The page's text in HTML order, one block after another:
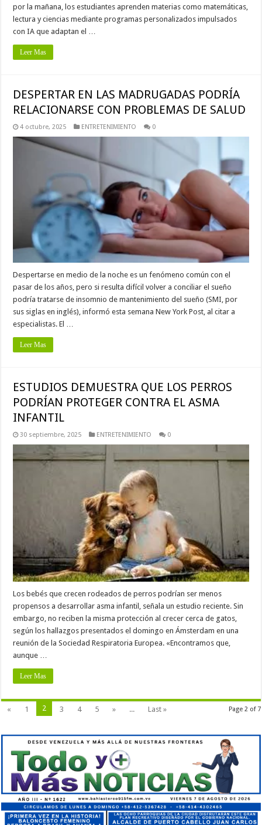
por la mañana, los estudiantes aprenden materias como matemáticas,
lectura y ciencias mediante programas personalizados impulsados
con IA que adaptan el …
Leer Mas
DESPERTAR EN LAS MADRUGADAS PODRÍA
RELACIONARSE CON PROBLEMAS DE SALUD
4 octubre, 2025 ENTRETENIMIENTO 0
Despertarse en medio de la noche es un fenómeno común con el
pasar de los años, pero si resulta difícil volver a conciliar el sueño
podría tratarse de insomnio de mantenimiento del sueño (SMI, por
sus siglas en inglés), informó esta semana New York Post, al citar a
especialistas. El …
Leer Mas
ESTUDIOS DEMUESTRA QUE LOS PERROS
PODRÍAN PROTEGER CONTRA EL ASMA
INFANTIL
30 septiembre, 2025 ENTRETENIMIENTO 0
Los bebés que crecen rodeados de perros podrían ser menos
propensos a desarrollar asma infantil, señala un estudio reciente. Sin
embargo, no reciben la misma protección al crecer cerca de gatos,
según los hallazgos presentados el domingo en Ámsterdam en una
reunión de la Sociedad Respiratoria Europea. «Encontramos que,
aunque …
Leer Mas
Page 2 of 7
« 1 2 3 4 5 » ... Last »